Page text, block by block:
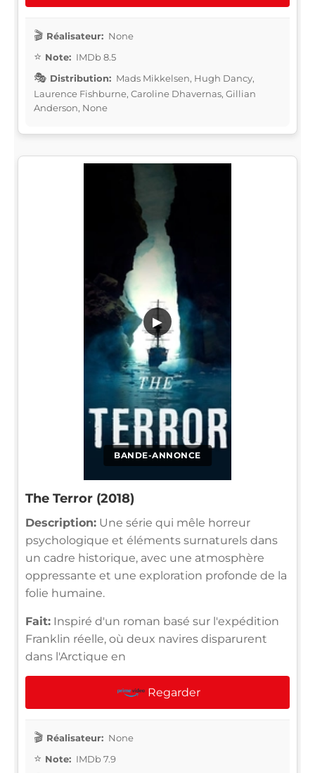
Réalisateur: None
Note: IMDb 8.5
Distribution: Mads Mikkelsen, Hugh Dancy,
Laurence Fishburne, Caroline Dhavernas, Gillian
Anderson, None
BANDE-ANNONCE
▶
The Terror (2018)
Description: Une série qui mêle horreur
psychologique et éléments surnaturels dans
un cadre historique, avec une atmosphère
oppressante et une exploration profonde de la
folie humaine.
Fait: Inspiré d'un roman basé sur l'expédition
Franklin réelle, où deux navires disparurent
dans l'Arctique en
Regarder
Réalisateur: None
Note: IMDb 7.9